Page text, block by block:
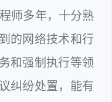
师多年，十分熟
的网络技术和行
和强制执行等领
纠纷处置，能有